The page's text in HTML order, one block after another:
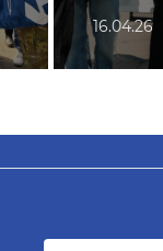
16.04.26